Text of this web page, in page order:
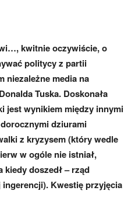
kwitnie oczywiście, o
politycy z partii
niezależne media na
Tuska. Doskonała
jest wynikiem między innymi
dziurami
z kryzysem (który wedle
w ogóle nie istniał,
kiedy doszedł – rząd
Kwestię przyjęcia